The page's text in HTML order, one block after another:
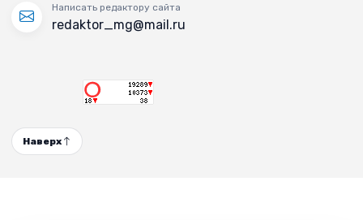
Написать редактору сайта
redaktor_mg@mail.ru
Наверх